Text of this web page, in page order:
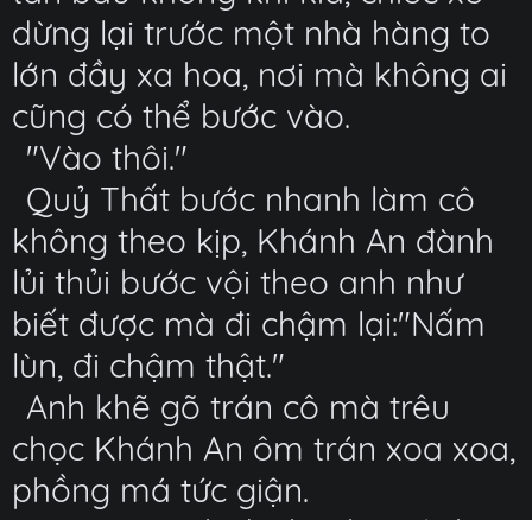
dừng lại trước một nhà hàng to
lớn đầy xa hoa, nơi mà không ai
cũng có thể bước vào.
"Vào thôi."
Quỷ Thất bước nhanh làm cô
không theo kịp, Khánh An đành
lủi thủi bước vội theo anh như
biết được mà đi chậm lại:"Nấm
lùn, đi chậm thật."
Anh khẽ gõ trán cô mà trêu
chọc Khánh An ôm trán xoa xoa,
phồng má tức giận.